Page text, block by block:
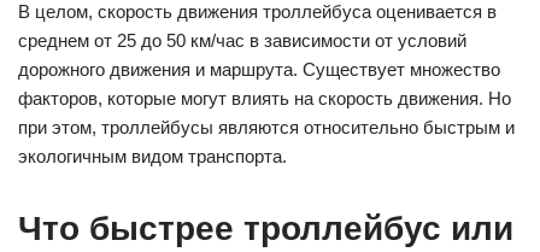
В целом, скорость движения троллейбуса оценивается в
среднем от 25 до 50 км/час в зависимости от условий
дорожного движения и маршрута. Существует множество
факторов, которые могут влиять на скорость движения. Но
при этом, троллейбусы являются относительно быстрым и
экологичным видом транспорта.
Что быстрее троллейбус или